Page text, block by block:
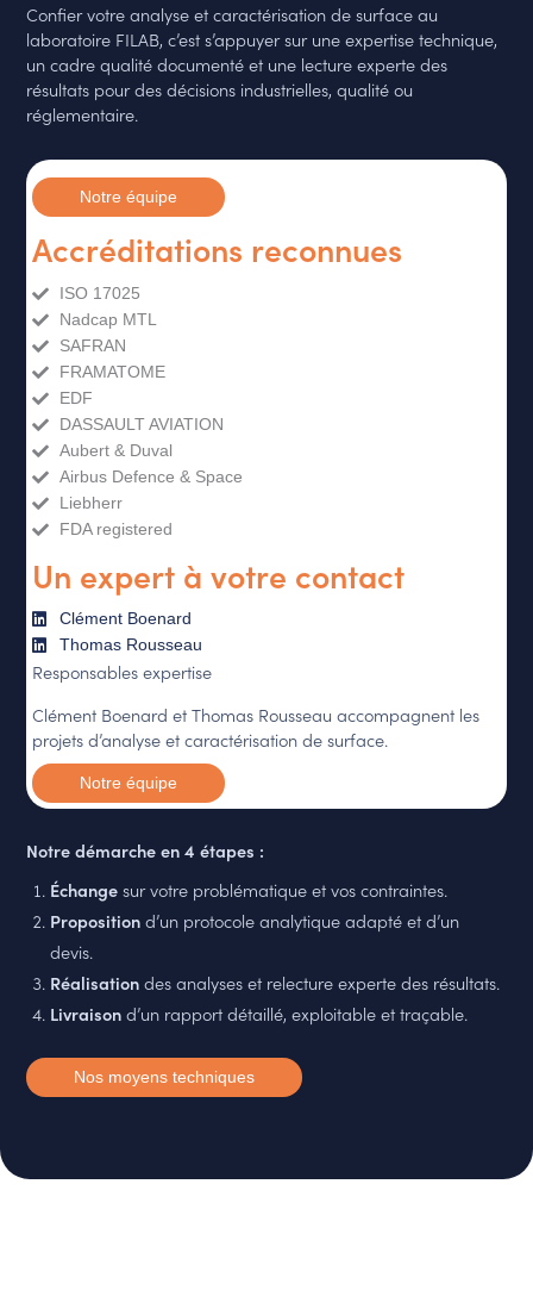
Confier votre analyse et caractérisation de surface au
laboratoire FILAB, c’est s’appuyer sur une expertise technique,
un cadre qualité documenté et une lecture experte des
résultats pour des décisions industrielles, qualité ou
réglementaire.
Notre équipe
Accréditations reconnues
ISO 17025
Nadcap MTL
SAFRAN
FRAMATOME
EDF
DASSAULT AVIATION
Aubert & Duval
Airbus Defence & Space
Liebherr
FDA registered
Un expert à votre contact
Clément Boenard
Thomas Rousseau
Responsables expertise
Clément Boenard et Thomas Rousseau accompagnent les
projets d’analyse et caractérisation de surface.
Notre équipe
Notre démarche en 4 étapes :
Échangesur votre problématique et vos contraintes.
Propositiond’un protocole analytique adapté et d’un
devis.
Réalisationdes analyses et relecture experte des résultats.
Livraisond’un rapport détaillé, exploitable et traçable.
Nos moyens techniques